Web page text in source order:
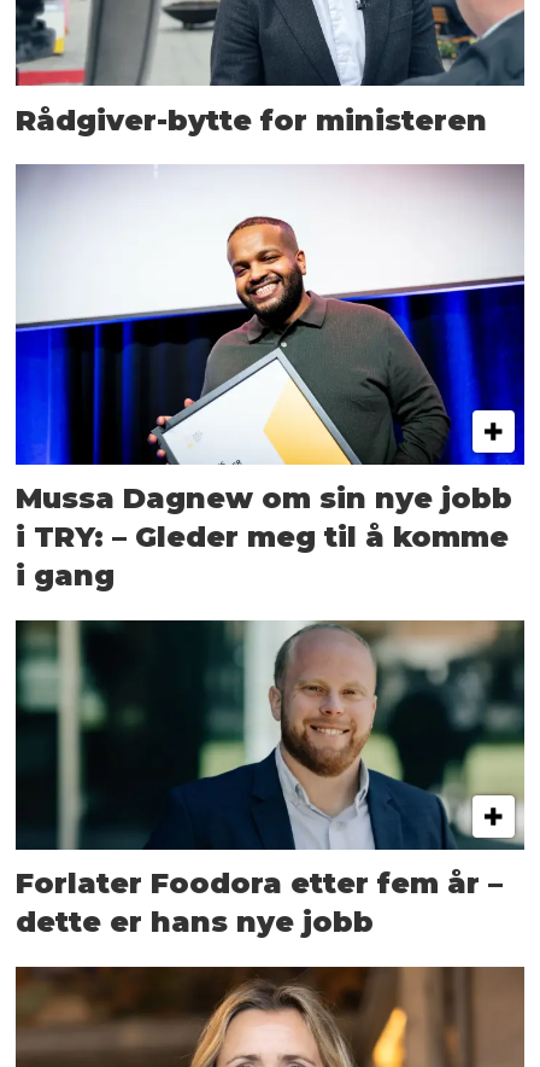
Rådgiver-bytte for ministeren
Mussa Dagnew om sin nye jobb
i TRY: – Gleder meg til å komme
i gang
Forlater Foodora etter fem år –
dette er hans nye jobb